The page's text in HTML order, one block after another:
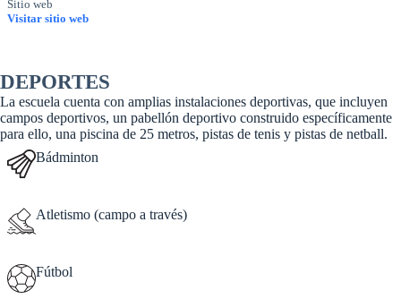
Sitio web
Visitar sitio web
DEPORTES
La escuela cuenta con amplias instalaciones deportivas, que incluyen
campos deportivos, un pabellón deportivo construido específicamente
para ello, una piscina de 25 metros, pistas de tenis y pistas de netball.
Bádminton
Atletismo (campo a través)
Fútbol